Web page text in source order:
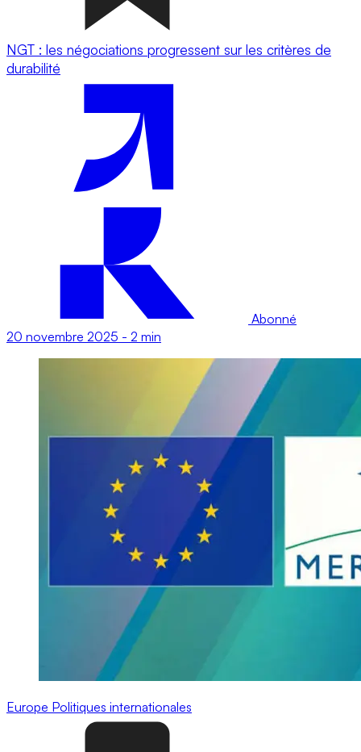
NGT : les négociations progressent sur les critères de
durabilité
Abonné
20 novembre 2025 - 2 min
Europe Politiques internationales